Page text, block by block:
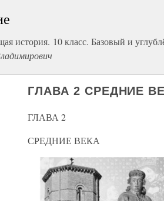
история. 10 класс. Базовый и
ГЛАВА 2 СРЕДНИЕ
ГЛАВА 2
СРЕДНИЕ ВЕКА